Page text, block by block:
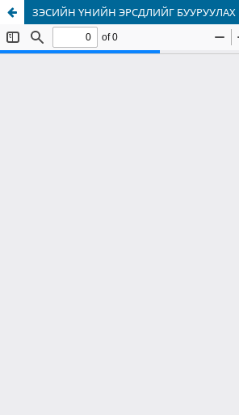
ЗЭСИЙН ҮНИЙН ЭРСДЛИЙГ